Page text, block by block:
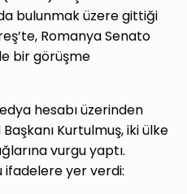
bulunmak üzere gittiği
Romanya Senato
bir görüşme
hesabı üzerinden
Kurtulmuş, iki ülke
vurgu yaptı.
ifadelere yer verdi: